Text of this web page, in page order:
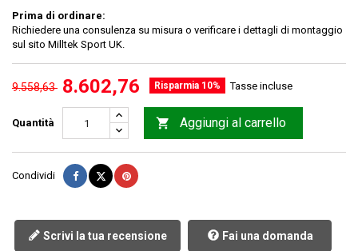
Prima di ordinare:
Richiedere una consulenza su misura o verificare i dettagli di montaggio
sul sito Milltek Sport UK.
9.558,63 8.602,76 Risparmia 10% Tasse incluse
Quantità  Aggiungi al carrello
Condividi CondividiTwittaPinterest
Scrivi la tua recensione Fai una domanda